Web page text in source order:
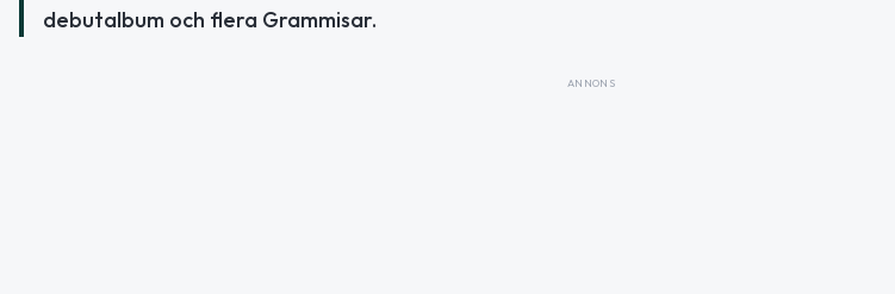
debutalbum och flera Grammisar.
ANNONS